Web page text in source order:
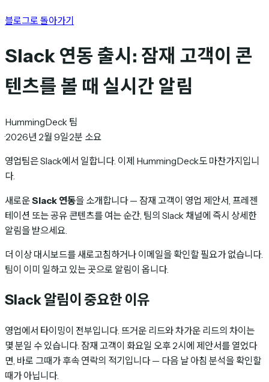
블로그로 돌아가기
Slack 연동 출시: 잠재 고객이 콘
텐츠를 볼 때 실시간 알림
HummingDeck 팀
·2026년 2월 9일·2분 소요
영업팀은 Slack에서 일합니다. 이제 HummingDeck도 마찬가지입니
다.
새로운Slack 연동을 소개합니다 — 잠재 고객이 영업 제안서, 프레젠
테이션 또는 공유 콘텐츠를 여는 순간, 팀의 Slack 채널에 즉시 상세한
알림을 받으세요.
더 이상 대시보드를 새로고침하거나 이메일을 확인할 필요가 없습니다.
팀이 이미 일하고 있는 곳으로 알림이 옵니다.
Slack 알림이 중요한 이유
영업에서 타이밍이 전부입니다. 뜨거운 리드와 차가운 리드의 차이는
몇 분일 수 있습니다. 잠재 고객이 화요일 오후 2시에 제안서를 열었다
면, 바로 그때가 후속 연락의 적기입니다 — 다음 날 아침 분석을 확인할
때가 아닙니다.